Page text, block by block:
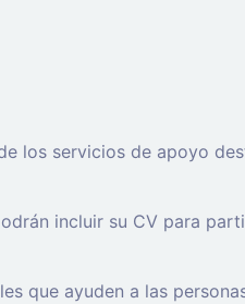
los servicios de apoyo
incluir su CV para
que ayuden a las